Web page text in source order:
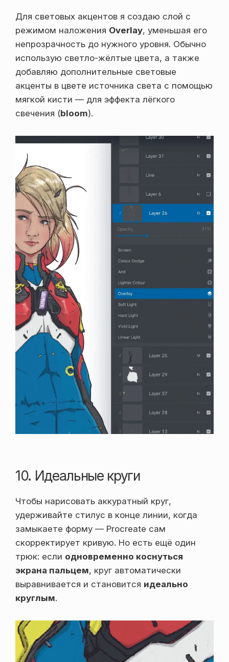
Для световых акцентов я создаю слой с
режимом наложения Overlay, уменьшая его
непрозрачность до нужного уровня. Обычно
использую светло-жёлтые цвета, а также
добавляю дополнительные световые
акценты в цвете источника света с помощью
мягкой кисти — для эффекта лёгкого
свечения (bloom).
10. Идеальные круги
Чтобы нарисовать аккуратный круг,
удерживайте стилус в конце линии, когда
замыкаете форму — Procreate сам
скорректирует кривую. Но есть ещё один
трюк: если одновременно коснуться
экрана пальцем, круг автоматически
выравнивается и становится идеально
круглым.